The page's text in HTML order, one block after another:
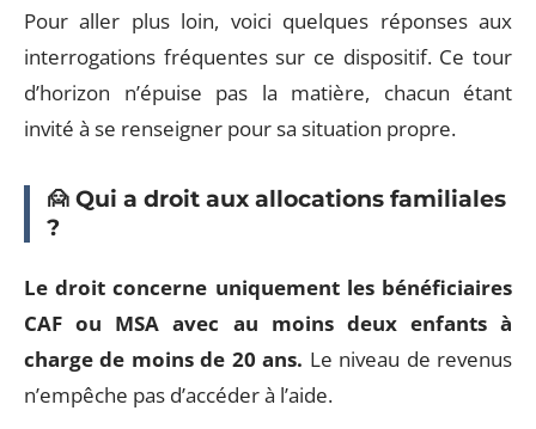
Pour aller plus loin, voici quelques réponses aux
interrogations fréquentes sur ce dispositif. Ce tour
d’horizon n’épuise pas la matière, chacun étant
invité à se renseigner pour sa situation propre.
🙍 Qui a droit aux allocations familiales
?
Le droit concerne uniquement les bénéficiaires
CAF ou MSA avec au moins deux enfants à
charge de moins de 20 ans. Le niveau de revenus
n’empêche pas d’accéder à l’aide.